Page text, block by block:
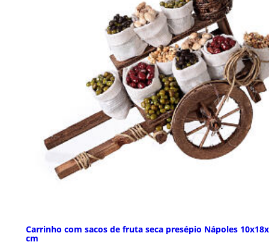
Carrinho com sacos de fruta seca presépio Nápoles
cm